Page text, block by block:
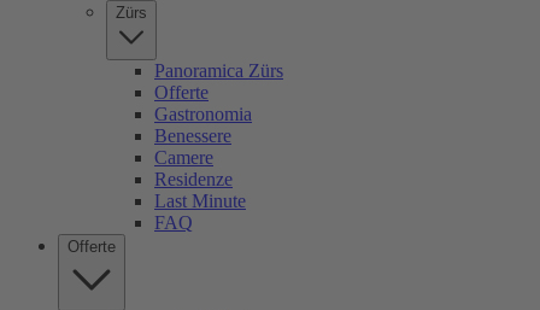
Zürs
Panoramica Zürs
Offerte
Gastronomia
Benessere
Camere
Residenze
Last Minute
FAQ
Offerte